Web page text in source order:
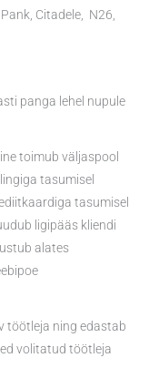
Citadele, N26,
panga lehel nupule
toimub väljaspool
tasumisel
tasumisel
ligipääs kliendi
alates
töötleja ning edastab
volitatud töötleja